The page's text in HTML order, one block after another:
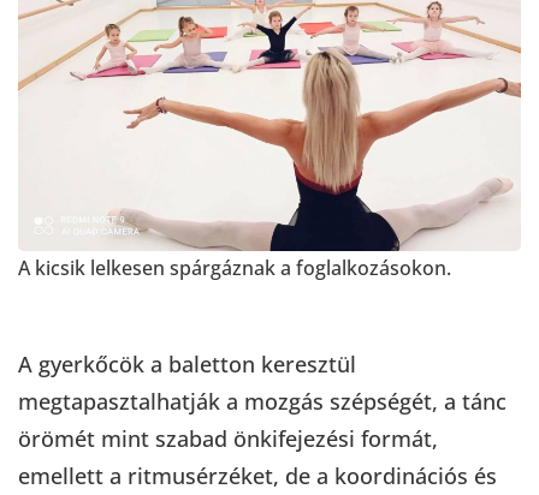
A kicsik lelkesen spárgáznak a foglalkozásokon.
A gyerkőcök a baletton keresztül
megtapasztalhatják a mozgás szépségét, a tánc
örömét mint szabad önkifejezési formát,
emellett a ritmusérzéket, de a koordinációs és